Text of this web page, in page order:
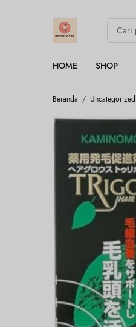
HOME SHOP
Beranda / Uncategorized